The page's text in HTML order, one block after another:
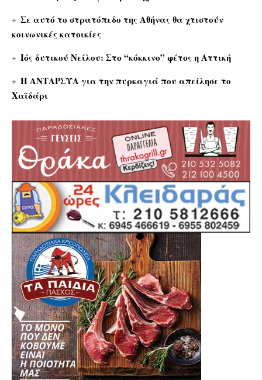
Σε αυτό το στρατόπεδο της Αθήνας θα χτιστούν
κοινωνικές κατοικίες
Ιός δυτικού Νείλου: Στο “κόκκινο” φέτος η Αττική
Η ΑΝΤΑΡΣΥΑ για την πυρκαγιά που απείλησε το
Χαϊδάρι